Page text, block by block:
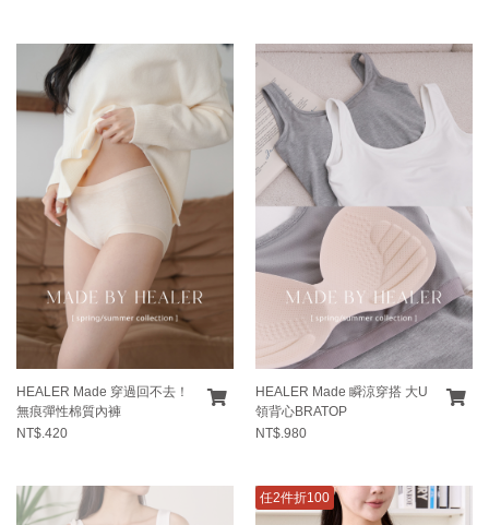
HEALER Made 穿過回不去！
無痕彈性棉質內褲
NT$.420
HEALER Made 瞬涼穿搭 大U
領背心BRATOP
NT$.980
任2件折100